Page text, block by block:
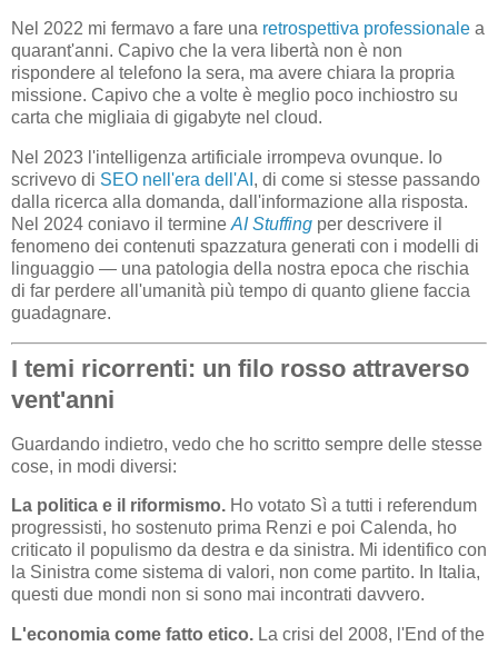
Nel 2022 mi fermavo a fare una retrospettiva professionale a
quarant'anni. Capivo che la vera libertà non è non
rispondere al telefono la sera, ma avere chiara la propria
missione. Capivo che a volte è meglio poco inchiostro su
carta che migliaia di gigabyte nel cloud.
Nel 2023 l'intelligenza artificiale irrompeva ovunque. Io
scrivevo di SEO nell'era dell'AI , di come si stesse passando
dalla ricerca alla domanda, dall'informazione alla risposta.
Nel 2024 coniavo il termine AI Stuffing per descrivere il
fenomeno dei contenuti spazzatura generati con i modelli di
linguaggio — una patologia della nostra epoca che rischia
di far perdere all'umanità più tempo di quanto gliene faccia
guadagnare.
I temi ricorrenti: un filo rosso attraverso
vent'anni
Guardando indietro, vedo che ho scritto sempre delle stesse
cose, in modi diversi:
La politica e il riformismo. Ho votato Sì a tutti i referendum
progressisti, ho sostenuto prima Renzi e poi Calenda, ho
criticato il populismo da destra e da sinistra. Mi identifico con
la Sinistra come sistema di valori, non come partito. In Italia,
questi due mondi non si sono mai incontrati davvero.
L'economia come fatto etico. La crisi del 2008, l'End of the